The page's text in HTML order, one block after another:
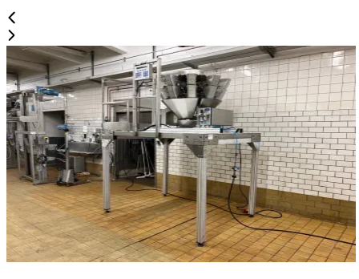
Occasion
Bilwinco BW 110-D
ID NR2387
200 x 150 x 275 cm
Bilwinco BW 110-D multidélices à ondes, année modèle
2002, plateforme associée. Dimensions de la balance :
18 x 12 cm. Poids : 50–1000 g. Dimensions : 200 x 150
cm, H 275 cm.
Voir les détails
Demander le prix